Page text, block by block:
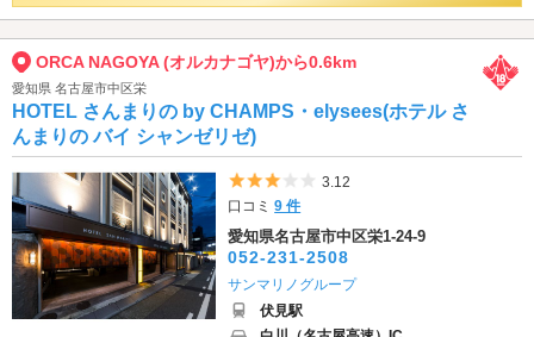
ORCA NAGOYA (オルカナゴヤ)から0.6km
愛知県 名古屋市中区栄
HOTEL さんまりの by CHAMPS・elysees(ホテル さ
んまりの バイ シャンゼリゼ)
5つ星のうち3
3.12
口コミ9 件
愛知県名古屋市中区栄1-24-9
052-231-2508
サンマリノグループ
伏見駅